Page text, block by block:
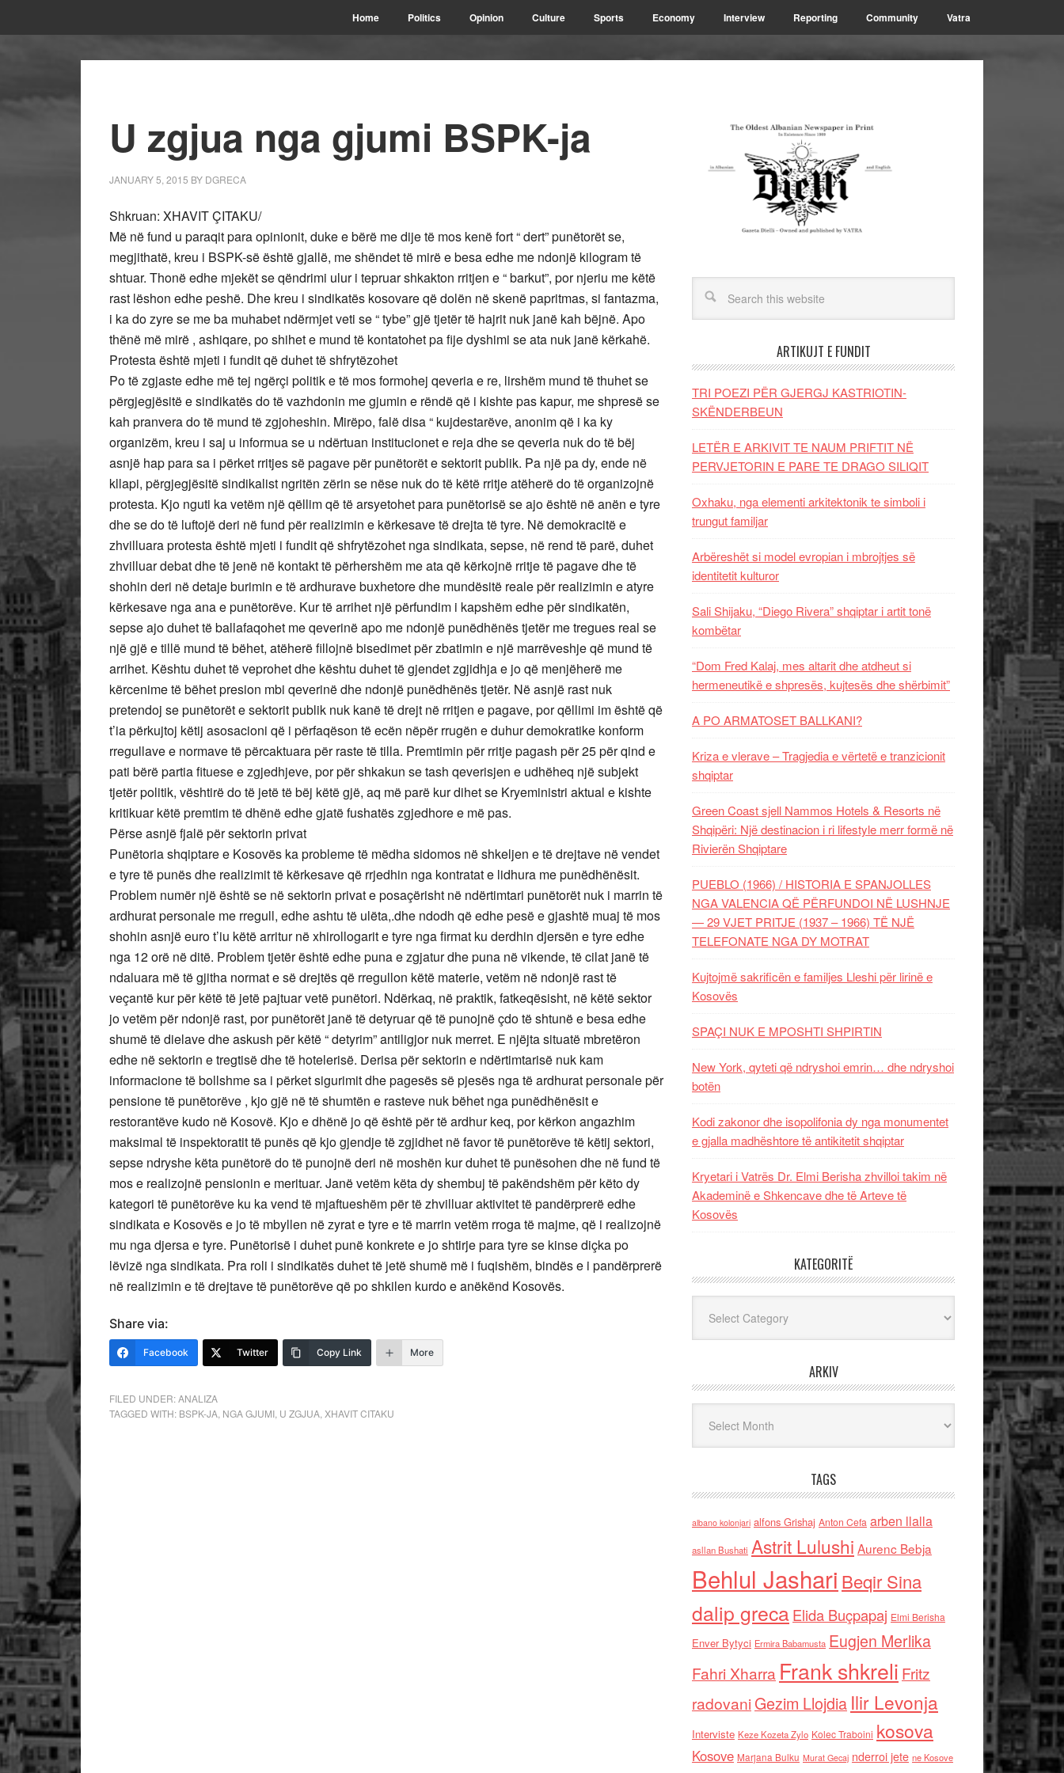
Home Politics Opinion Culture Sports Economy Interview Reporting Community Vatra
U zgjua nga gjumi BSPK-ja
JANUARY 5, 2015 BY DGRECA
Shkruan: XHAVIT ÇITAKU/
Më në fund u paraqit para opinionit, duke e bërë me dije të mos kenë fort “ dert” punëtorët se,
megjithatë, kreu i BSPK-së është gjallë, me shëndet të mirë e besa edhe me ndonjë kilogram të
shtuar. Thonë edhe mjekët se qëndrimi ulur i tepruar shkakton rritjen e “ barkut”, por njeriu me këtë
rast lëshon edhe peshë. Dhe kreu i sindikatës kosovare që dolën në skenë papritmas, si fantazma,
i ka do zyre se me ba muhabet ndërmjet veti se “ tybe” gjë tjetër të hajrit nuk janë kah bëjnë. Apo
thënë më mirë , ashiqare, po shihet e mund të kontatohet pa fije dyshimi se ata nuk janë kërkahë.
Protesta është mjeti i fundit që duhet të shfrytëzohet
Po të zgjaste edhe më tej ngërçi politik e të mos formohej qeveria e re, lirshëm mund të thuhet se
përgjegjësitë e sindikatës do të vazhdonin me gjumin e rëndë që i kishte pas kapur, me shpresë se
kah pranvera do të mund të zgjoheshin. Mirëpo, falë disa “ kujdestarëve, anonim që i ka ky
organizëm, kreu i saj u informua se u ndërtuan institucionet e reja dhe se qeveria nuk do të bëj
asnjë hap para sa i përket rritjes së pagave për punëtorët e sektorit publik. Pa një pa dy, ende në
kllapi, përgjegjësitë sindikalist ngritën zërin se nëse nuk do të këtë rritje atëherë do të organizojnë
protesta. Kjo nguti ka vetëm një qëllim që të arsyetohet para punëtorisë se ajo është në anën e tyre
dhe se do të luftojë deri në fund për realizimin e kërkesave të drejta të tyre. Në demokracitë e
zhvilluara protesta është mjeti i fundit që shfrytëzohet nga sindikata, sepse, në rend të parë, duhet
zhvilluar debat dhe të jenë në kontakt të përhershëm me ata që kërkojnë rritje të pagave dhe të
shohin deri në detaje burimin e të ardhurave buxhetore dhe mundësitë reale për realizimin e atyre
kërkesave nga ana e punëtorëve. Kur të arrihet një përfundim i kapshëm edhe për sindikatën,
sepse ajo duhet të ballafaqohet me qeverinë apo me ndonjë punëdhënës tjetër me tregues real se
një gjë e tillë mund të bëhet, atëherë fillojnë bisedimet për zbatimin e një marrëveshje që mund të
arrihet. Kështu duhet të veprohet dhe kështu duhet të gjendet zgjidhja e jo që menjëherë me
kërcenime të bëhet presion mbi qeverinë dhe ndonjë punëdhënës tjetër. Në asnjë rast nuk
pretendoj se punëtorët e sektorit publik nuk kanë të drejt në rritjen e pagave, por qëllimi im është që
t’ia përkujtoj këtij asosacioni që i përfaqëson të ecën nëpër rrugën e duhur demokratike konform
rregullave e normave të përcaktuara për raste të tilla. Premtimin për rritje pagash për 25 për qind e
pati bërë partia fituese e zgjedhjeve, por për shkakun se tash qeverisjen e udhëheq një subjekt
tjetër politik, vështirë do të jetë të bëj këtë gjë, aq më parë kur dihet se Kryeministri aktual e kishte
kritikuar këtë premtim të dhënë edhe gjatë fushatës zgjedhore e më pas.
Përse asnjë fjalë për sektorin privat
Punëtoria shqiptare e Kosovës ka probleme të mëdha sidomos në shkeljen e të drejtave në vendet
e tyre të punës dhe realizimit të kërkesave që rrjedhin nga kontratat e lidhura me punëdhënësit.
Problem numër një është se në sektorin privat e posaçërisht në ndërtimtari punëtorët nuk i marrin të
ardhurat personale me rregull, edhe ashtu të ulëta,.dhe ndodh që edhe pesë e gjashtë muaj të mos
shohin asnjë euro t’iu këtë arritur në xhirollogarit e tyre nga firmat ku derdhin djersën e tyre edhe
nga 12 orë në ditë. Problem tjetër është edhe puna e zgjatur dhe puna në vikende, të cilat janë të
ndaluara më të gjitha normat e së drejtës që rregullon këtë materie, vetëm në ndonjë rast të
veçantë kur për këtë të jetë pajtuar vetë punëtori. Ndërkaq, në praktik, fatkeqësisht, në këtë sektor
jo vetëm për ndonjë rast, por punëtorët janë të detyruar që të punojnë çdo të shtunë e besa edhe
shumë të dielave dhe askush për këtë “ detyrim” antiligjor nuk merret. E njëjta situatë mbretëron
edhe në sektorin e tregtisë dhe të hotelerisë. Derisa për sektorin e ndërtimtarisë nuk kam
informacione të bollshme sa i përket sigurimit dhe pagesës së pjesës nga të ardhurat personale për
pensione të punëtorëve , kjo gjë në të shumtën e rasteve nuk bëhet nga punëdhënësit e
restorantëve kudo në Kosovë. Kjo e dhënë jo që është për të ardhur keq, por kërkon angazhim
maksimal të inspektoratit të punës që kjo gjendje të zgjidhet në favor të punëtorëve të këtij sektori,
sepse ndryshe këta punëtorë do të punojnë deri në moshën kur duhet të punësohen dhe në fund të
mos e realizojnë pensionin e merituar. Janë vetëm këta dy shembuj të pakëndshëm për këto dy
kategori të punëtorëve ku ka vend të mjaftueshëm për të zhvilluar aktivitet të pandërprerë edhe
sindikata e Kosovës e jo të mbyllen në zyrat e tyre e të marrin vetëm rroga të majme, që i realizojnë
mu nga djersa e tyre. Punëtorisë i duhet punë konkrete e jo shtirje para tyre se kinse diçka po
lëvizë nga sindikata. Pra roli i sindikatës duhet të jetë shumë më i fuqishëm, bindës e i pandërprerë
në realizimin e të drejtave të punëtorëve që po shkilen kurdo e anëkënd Kosovës.
Share via:
Facebook Twitter Copy Link More
FILED UNDER:ANALIZA
TAGGED WITH: BSPK-JA NGA GJUMI U ZGJUA XHAVIT CITAKU
ARTIKUJT E FUNDIT
TRI POEZI PËR GJERGJ KASTRIOTIN-
SKËNDERBEUN
LETËR E ARKIVIT TE NAUM PRIFTIT NË
PERVJETORIN E PARE TE DRAGO SILIQIT
Oxhaku, nga elementi arkitektonik te simboli i
trungut familjar
Arbëreshët si model evropian i mbrojtjes së
identitetit kulturor
Sali Shijaku, “Diego Rivera” shqiptar i artit tonë
kombëtar
“Dom Fred Kalaj, mes altarit dhe atdheut si
hermeneutikë e shpresës, kujtesës dhe shërbimit”
A PO ARMATOSET BALLKANI?
Kriza e vlerave – Tragjedia e vërtetë e tranzicionit
shqiptar
Green Coast sjell Nammos Hotels & Resorts në
Shqipëri: Një destinacion i ri lifestyle merr formë në
Rivierën Shqiptare
PUEBLO (1966) / HISTORIA E SPANJOLLES
NGA VALENCIA QË PËRFUNDOI NË LUSHNJE
— 29 VJET PRITJE (1937 – 1966) TË NJË
TELEFONATE NGA DY MOTRAT
Kujtojmë sakrificën e familjes Lleshi për lirinë e
Kosovës
SPAÇI NUK E MPOSHTI SHPIRTIN
New York, qyteti që ndryshoi emrin… dhe ndryshoi
botën
Kodi zakonor dhe isopolifonia dy nga monumentet
e gjalla madhështore të antikitetit shqiptar
Kryetari i Vatrës Dr. Elmi Berisha zhvilloi takim në
Akademinë e Shkencave dhe të Arteve të
Kosovës
KATEGORITË
ARKIV
TAGS
albano kolonjari alfons Grishaj Anton Cefa arben llalla
asllan Bushati Astrit Lulushi Aurenc Bebja
Behlul Jashari Beqir Sina
dalip grecaElida Buçpapaj Elmi Berisha
Enver Bytyci Ermira Babamusta Eugjen Merlika
Fahri Xharra Frank shkreli Fritz
radovaniGezim Llojdia Ilir Levonja
Interviste Keze Kozeta Zylo Kolec Traboini kosova
Kosove Marjana Bulku Murat Gecaj nderroi jete ne Kosove